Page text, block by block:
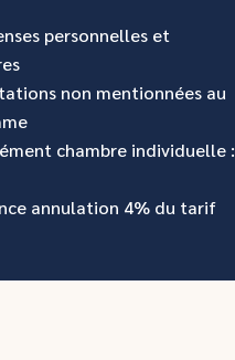
personnelles et
non mentionnées au
chambre individuelle :
annulation 4% du tarif